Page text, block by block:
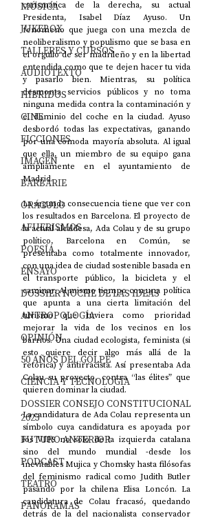
MÚSICA
JUKEBOX
TALLERES Y CURSOS
AUDIOTEXTO
HÍBRIDOS
CINE
FICCIONES
IMAGEN
BARBARIE
ORÁCULO
AFUERISMOS
POESÍA
ENSAYO
DOSSIER NOCHE DE LAS IDEAS
ANTROPOLOGÍA
OPINIÓN
50 AÑOS DEL GOLPE
CIENCIA Y TECNOLOGÍA
DOSSIER CONSEJO CONSTITUCIONAL
2023
FUTURO ANTERIOR
PODCAST
TEATRO
PANORAMAS
carismática de la derecha, su actual
Presidenta, Isabel Díaz Ayuso. Un
fenómeno que juega con una mezcla de
neoliberalismo y populismo que se basa en
el orgullo de ser madrileño y en la libertad
entendida como que te dejen hacer tu vida
y pasarlo bien. Mientras, su política
desmonta servicios públicos y no toma
ninguna medida contra la contaminación y
el dominio del coche en la ciudad. Ayuso
desbordó todas las expectativas, ganando
por una cómoda mayoría absoluta. Al igual
que ella, un miembro de su equipo gana
ampliamente en el ayuntamiento de
Madrid.
La segunda consecuencia tiene que ver con
los resultados en Barcelona. El proyecto de
la actual alcaldesa, Ada Colau y de su grupo
político, Barcelona en Común, se
presentaba como totalmente innovador,
con una idea de ciudad sostenible basada en
el transporte público, la bicicleta y el
caminar. Al mismo tiempo con una política
que apunta a una cierta limitación del
turismo que tuviera como prioridad
mejorar la vida de los vecinos en los
barrios. Una ciudad ecologista, feminista (si
esto quiere decir algo más allá de la
retórica) y antirracista. Así presentaba Ada
Colau su proyecto, contra “las élites” que
quieren dominar la ciudad.
La candidatura de Ada Colau representa un
símbolo cuya candidatura es apoyada por
los VIPS no solo de la izquierda catalana
sino del mundo mundial -desde los
inevitables Mujica y Chomsky hasta filósofas
del feminismo radical como Judith Butler
pasando por la chilena Elisa Loncón. La
candidatura de Colau fracasó, quedando
detrás de la del nacionalista conservador